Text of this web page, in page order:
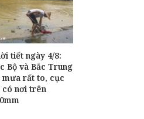
họp Chính phủ
kỳ tháng 7:
khẩu ước
tỷ USD, tăng
ngày 2/8:
gia tăng,
có nơi mưa to
tiết ngày 4/8:
Bộ và Bắc Trung
mưa rất to, cục
có nơi trên